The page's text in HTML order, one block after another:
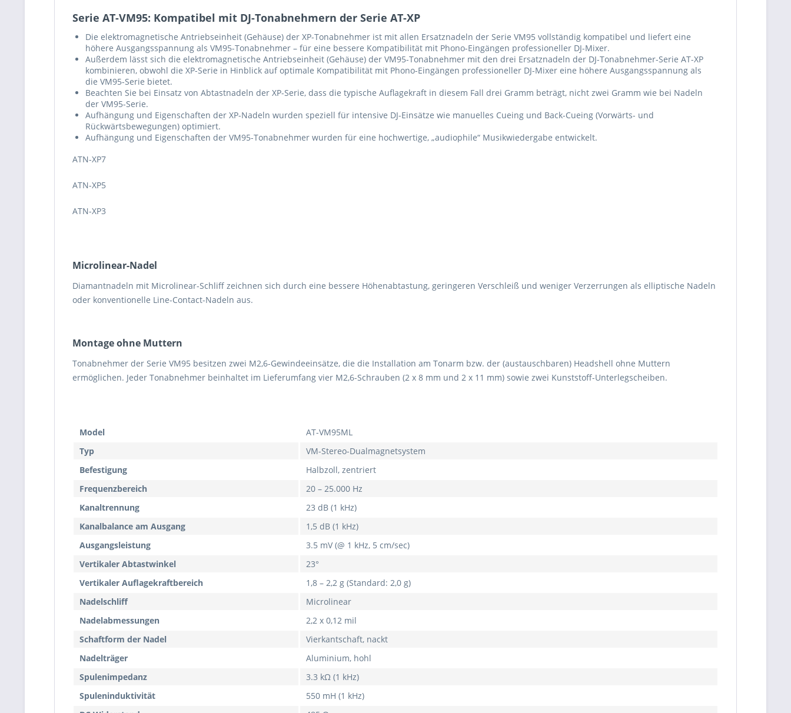
Serie AT-VM95: Kompatibel mit DJ-Tonabnehmern der Serie AT-XP
Die elektromagnetische Antriebseinheit (Gehäuse) der XP-Tonabnehmer ist mit allen Ersatznadeln der Serie VM95 vollständig kompatibel und liefert eine
höhere Ausgangsspannung als VM95-Tonabnehmer – für eine bessere Kompatibilität mit Phono-Eingängen professioneller DJ-Mixer.
Außerdem lässt sich die elektromagnetische Antriebseinheit (Gehäuse) der VM95-Tonabnehmer mit den drei Ersatznadeln der DJ-Tonabnehmer-Serie AT-XP
kombinieren, obwohl die XP-Serie in Hinblick auf optimale Kompatibilität mit Phono-Eingängen professioneller DJ-Mixer eine höhere Ausgangsspannung als
die VM95-Serie bietet.
Beachten Sie bei Einsatz von Abtastnadeln der XP-Serie, dass die typische Auflagekraft in diesem Fall drei Gramm beträgt, nicht zwei Gramm wie bei Nadeln
der VM95-Serie.
Aufhängung und Eigenschaften der XP-Nadeln wurden speziell für intensive DJ-Einsätze wie manuelles Cueing und Back-Cueing (Vorwärts- und
Rückwärtsbewegungen) optimiert.
Aufhängung und Eigenschaften der VM95-Tonabnehmer wurden für eine hochwertige, „audiophile“ Musikwiedergabe entwickelt.
ATN-XP7
ATN-XP5
ATN-XP3
Microlinear-Nadel
Diamantnadeln mit Microlinear-Schliff zeichnen sich durch eine bessere Höhenabtastung, geringeren Verschleiß und weniger Verzerrungen als elliptische Nadeln
oder konventionelle Line-Contact-Nadeln aus.
Montage ohne Muttern
Tonabnehmer der Serie VM95 besitzen zwei M2,6-Gewindeeinsätze, die die Installation am Tonarm bzw. der (austauschbaren) Headshell ohne Muttern
ermöglichen. Jeder Tonabnehmer beinhaltet im Lieferumfang vier M2,6-Schrauben (2 x 8 mm und 2 x 11 mm) sowie zwei Kunststoff-Unterlegscheiben.
Model
AT-VM95ML
Typ
VM-Stereo-Dualmagnetsystem
Befestigung
Halbzoll, zentriert
Frequenzbereich
20 – 25.000 Hz
Kanaltrennung
23 dB (1 kHz)
Kanalbalance am Ausgang
1,5 dB (1 kHz)
Ausgangsleistung
3.5 mV (@ 1 kHz, 5 cm/sec)
Vertikaler Abtastwinkel
23°
Vertikaler Auflagekraftbereich
1,8 – 2,2 g (Standard: 2,0 g)
Nadelschliff
Microlinear
Nadelabmessungen
2,2 x 0,12 mil
Schaftform der Nadel
Vierkantschaft, nackt
Nadelträger
Aluminium, hohl
Spulenimpedanz
3.3 kΩ (1 kHz)
Spuleninduktivität
550 mH (1 kHz)